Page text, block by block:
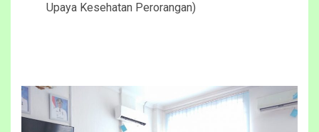
Upaya Kesehatan Perorangan)